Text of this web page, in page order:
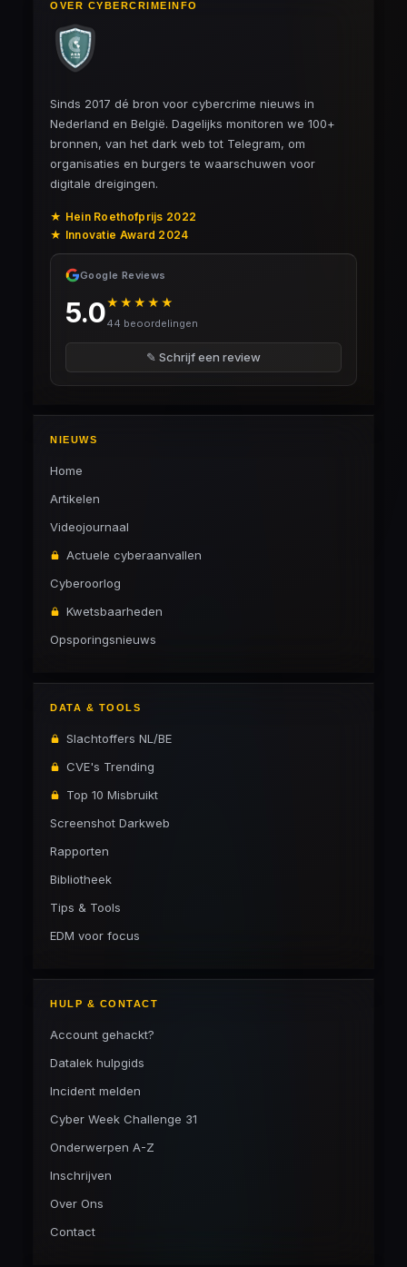
OVER CYBERCRIMEINFO
Sinds 2017 dé bron voor cybercrime nieuws in
Nederland en België. Dagelijks monitoren we 100+
bronnen, van het dark web tot Telegram, om
organisaties en burgers te waarschuwen voor
digitale dreigingen.
★ Hein Roethofprijs 2022
★ Innovatie Award 2024
Google Reviews
5.0★★★★★
44 beoordelingen
✎ Schrijf een review
NIEUWS
Home
Artikelen
Videojournaal
Actuele cyberaanvallen
Cyberoorlog
Kwetsbaarheden
Opsporingsnieuws
DATA & TOOLS
Slachtoffers NL/BE
CVE's Trending
Top 10 Misbruikt
Screenshot Darkweb
Rapporten
Bibliotheek
Tips & Tools
EDM voor focus
HULP & CONTACT
Account gehackt?
Datalek hulpgids
Incident melden
Cyber Week Challenge 31
Onderwerpen A-Z
Inschrijven
Over Ons
Contact